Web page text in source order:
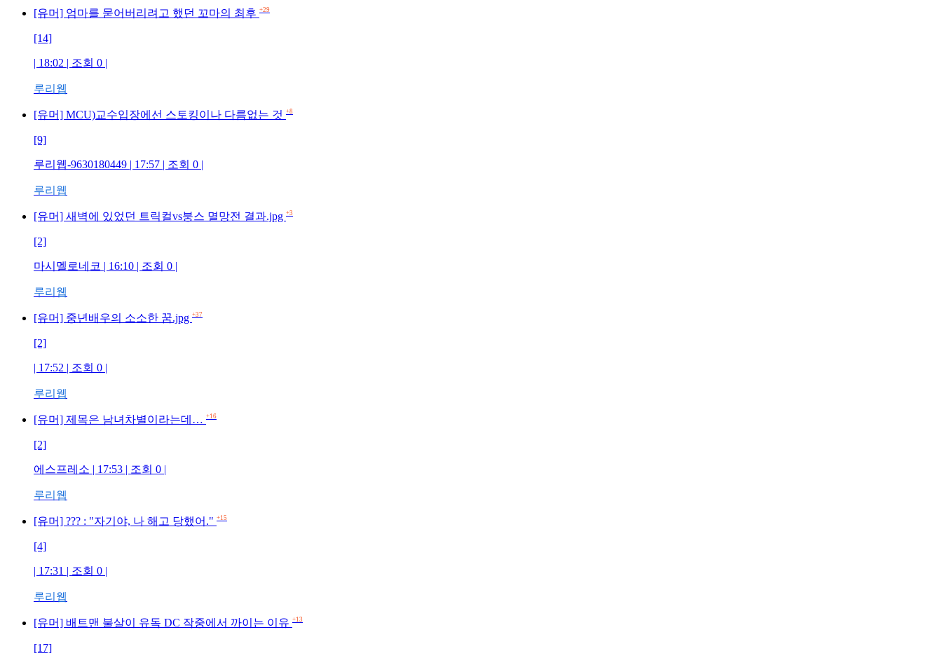
[유머] 엄마를 묻어버리려고 했던 꼬마의 최후 +29
[14]
| 18:02 | 조회 0 |
루리웹
[유머] MCU)교수입장에선 스토킹이나 다름없는 것 +8
[9]
루리웹-9630180449 | 17:57 | 조회 0 |
루리웹
[유머] 새벽에 있었던 트릭컬vs붕스 멸망전 결과.jpg +3
[2]
마시멜로네코 | 16:10 | 조회 0 |
루리웹
[유머] 중년배우의 소소한 꿈.jpg +37
[2]
| 17:52 | 조회 0 |
루리웹
[유머] 제목은 남녀차별이라는데… +16
[2]
에스프레소 | 17:53 | 조회 0 |
루리웹
[유머] ??? : "자기야, 나 해고 당했어." +15
[4]
| 17:31 | 조회 0 |
루리웹
[유머] 배트맨 불살이 유독 DC 작중에서 까이는 이유 +13
[17]